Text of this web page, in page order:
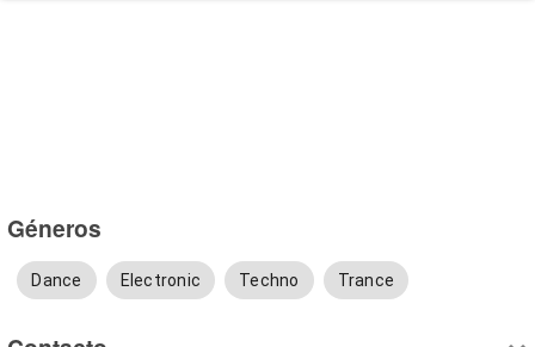
Géneros
Dance Electronic Techno Trance